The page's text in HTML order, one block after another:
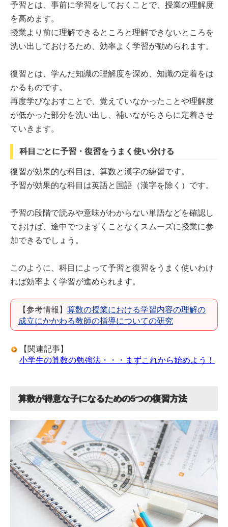
予習とは、事前に学習をしておくことで、授業の理解度
を高めます。
授業より前に理解できるところと理解できないところを
洗い出しておけるため、効率よく学習が勧められます。
復習とは、学んだ知識の理解度を深め、知識の定着をは
かるものです。
再度学びなおすことで、覚えていなかったことや理解度
が低かった部分を洗い出し、補いながらさらに定着させ
ていきます。
科目ごとに予習・復習をうまく使い分ける
復習が効果的な科目は、算数と漢字の練習です。
予習が効果的な科目は英語と国語（漢字を除く）です。
予習の段階で読みや意味がわからない単語などを確認し
ておけば、途中でつまずくことなくスムーズに授業に参
加できるでしょう。
このように、科目によって予習と復習をうまく使いわけ
れば効率よく学習が進められます。
【参考情報】 算数の授業における学習内容の理解の
成立にかかわる教師の指導についての研究
【関連記事】
小学生の算数の勉強法・・・まずこれから始めよう！
算数が得意な子になるための5つの復習方法